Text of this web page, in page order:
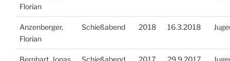
Florian
Anzenberger,
Florian
Schießabend 2018 16.3.2018